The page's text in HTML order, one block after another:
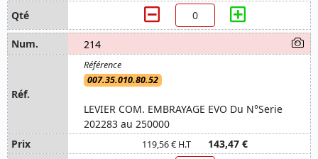
214
007.35.010.80.52
LEVIER COM. EMBRAYAGE EVO Du N°Serie
202283 au 250000
119,56 € H.T 143,47 €